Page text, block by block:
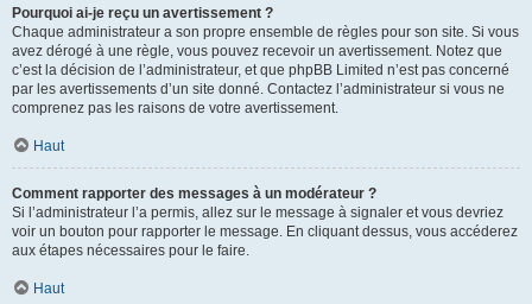
Pourquoi ai-je reçu un avertissement ?
Chaque administrateur a son propre ensemble de règles pour son site. Si vous
avez dérogé à une règle, vous pouvez recevoir un avertissement. Notez que
c’est la décision de l’administrateur, et que phpBB Limited n’est pas concerné
par les avertissements d’un site donné. Contactez l’administrateur si vous ne
comprenez pas les raisons de votre avertissement.
Haut
Comment rapporter des messages à un modérateur ?
Si l’administrateur l’a permis, allez sur le message à signaler et vous devriez
voir un bouton pour rapporter le message. En cliquant dessus, vous accéderez
aux étapes nécessaires pour le faire.
Haut